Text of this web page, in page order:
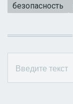
безопасность